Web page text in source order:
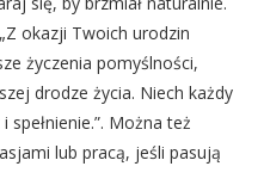
okazji Twoich urodzin
życzenia pomyślności,
drodze życia. Niech każdy
Można też
lub pracą, jeśli pasują